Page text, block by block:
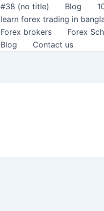
#38 (no title) Blog
learn forex trading in
Forex brokers
Forex
Blog
Contact us